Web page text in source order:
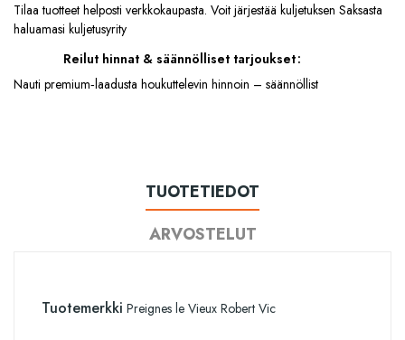
Tilaa tuotteet helposti verkkokaupasta. Voit järjestää kuljetuksen Saksasta
haluamasi kuljetusyrity
Reilut hinnat & säännölliset tarjoukset
Nauti premium‑laadusta houkuttelevin hinnoin – säännöllist
TUOTETIEDOT
ARVOSTELUT
Tuotemerkki Preignes le Vieux Robert Vic